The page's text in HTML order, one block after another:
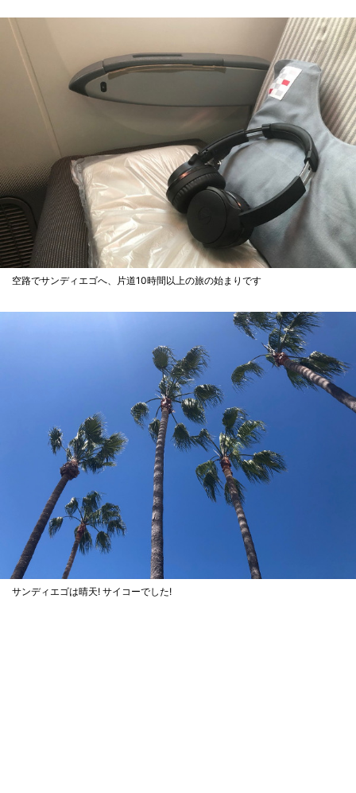
空路でサンディエゴへ、片道10時間以上の旅の始まりです
サンディエゴは晴天! サイコーでした!